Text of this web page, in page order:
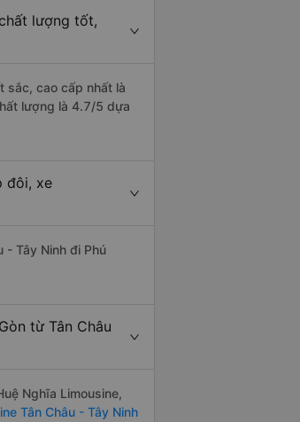
lượng tốt,
sắc, cao cấp nhất là
lượng là 4.7/5 dựa
đôi, xe
- Tây Ninh đi Phú
từ Tân Châu
Nghĩa Limousine,
Tân Châu - Tây Ninh